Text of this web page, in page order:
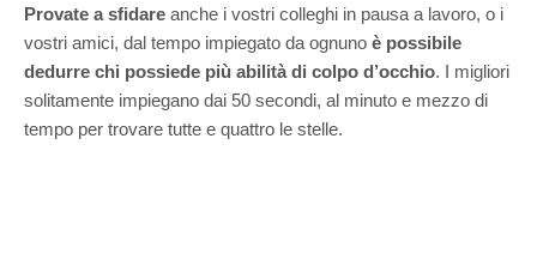
Provate a sfidare anche i vostri colleghi in pausa a lavoro, o i
vostri amici, dal tempo impiegato da ognuno è possibile
dedurre chi possiede più abilità di colpo d’occhio. I migliori
solitamente impiegano dai 50 secondi, al minuto e mezzo di
tempo per trovare tutte e quattro le stelle.